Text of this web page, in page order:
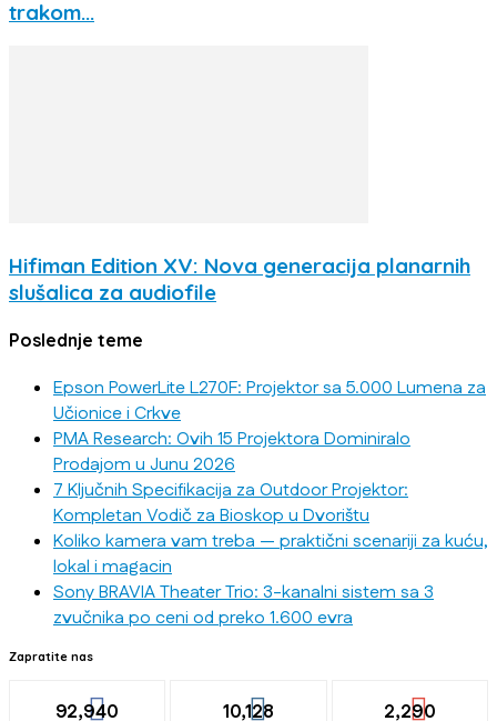
trakom...
Hifiman Edition XV: Nova generacija planarnih
slušalica za audiofile
Poslednje teme
Epson PowerLite L270F: Projektor sa 5.000 Lumena za
Učionice i Crkve
PMA Research: Ovih 15 Projektora Dominiralo
Prodajom u Junu 2026
7 Ključnih Specifikacija za Outdoor Projektor:
Kompletan Vodič za Bioskop u Dvorištu
Koliko kamera vam treba — praktični scenariji za kuću,
lokal i magacin
Sony BRAVIA Theater Trio: 3-kanalni sistem sa 3
zvučnika po ceni od preko 1.600 evra
Zapratite nas
92,940 10,128 2,290